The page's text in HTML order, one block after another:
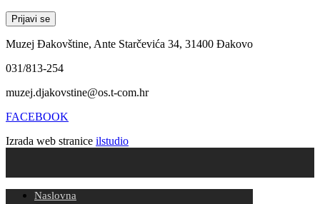
Muzej Đakovštine, Ante Starčevića 34, 31400 Đakovo
031/813-254
muzej.djakovstine@os.t-com.hr
FACEBOOK
Izrada web stranice ilstudio
Naslovna